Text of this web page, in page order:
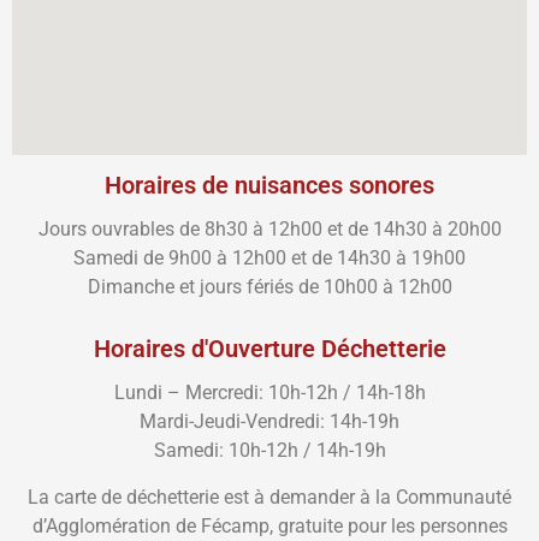
Horaires de nuisances sonores
Jours ouvrables de 8h30 à 12h00 et de 14h30 à 20h00
Samedi de 9h00 à 12h00 et de 14h30 à 19h00
Dimanche et jours fériés de 10h00 à 12h00
Horaires d'Ouverture Déchetterie
Lundi – Mercredi: 10h-12h / 14h-18h
Mardi-Jeudi-Vendredi: 14h-19h
Samedi: 10h-12h / 14h-19h
La carte de déchetterie est à demander à la Communauté
d’Agglomération de Fécamp, gratuite pour les personnes